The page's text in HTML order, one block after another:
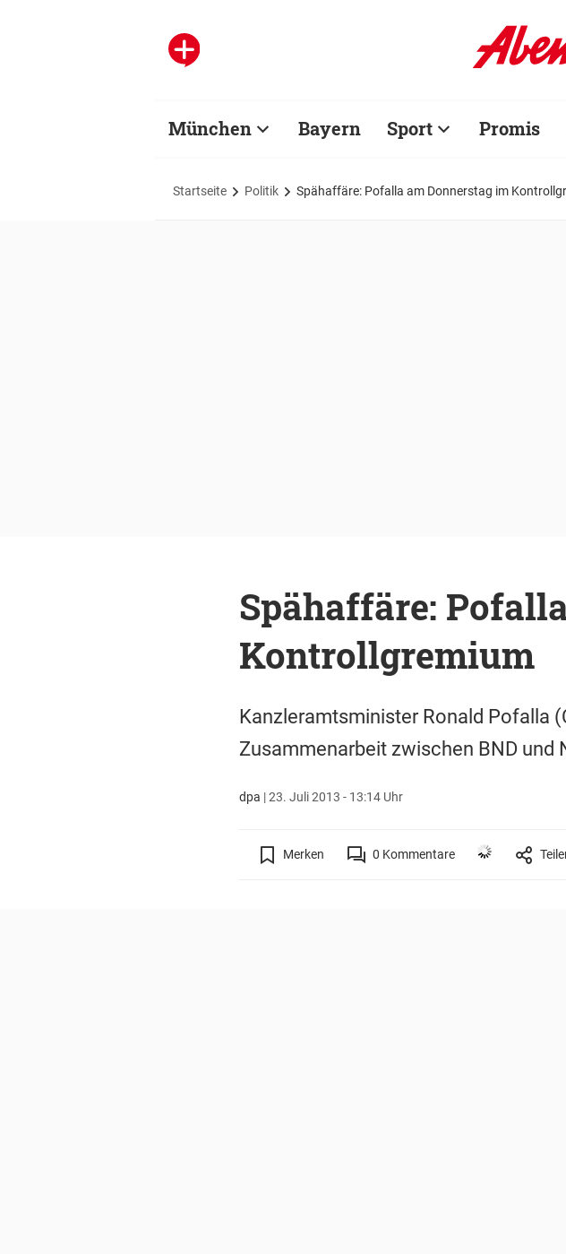
München Bayern Sport Promis
Startseite Politik Spähaffäre: Pofalla am Donnerstag im
Spähaffäre:
Kontrollgremium
Kanzleramtsminister Ronald Pofalla
Zusammenarbeit zwischen BND und
dpa |23. Juli 2013 - 13:14 Uhr
Merken 0 Kommentare